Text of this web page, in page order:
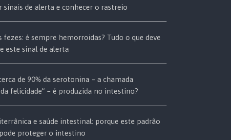
sinais de alerta e conhecer o rastreio
fezes: é sempre hemorroidas? Tudo o que deve
este sinal de alerta
de 90% da serotonina – a chamada
felicidade” – é produzida no intestino?
e saúde intestinal: porque este padrão
proteger o intestino